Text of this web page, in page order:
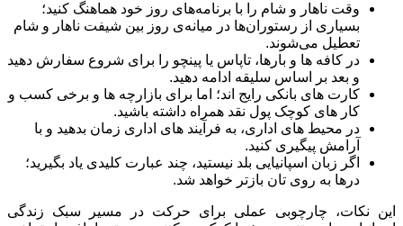
وقت ناهار و شام را با برنامه‌های روز خود هماهنگ کنید؛
بسیاری از رستوران‌ها در میانه‌ی روز بین شیفت ناهار و شام
تعطیل می‌شوند.
در کافه ‌ها و بارها، تاپاس یا پینچو را برای شروع سفارش دهید
و بعد بر اساس سلیقه ادامه دهید.
کارت ‌های بانکی رایج ‌اند؛ اما برای بازارچه‌ ها و برخی کسب ‌و
کار های کوچک پول نقد همراه داشته باشید.
در محیط‌ های اداری، به فرآیند های اداری زمان بدهید و با
آرامش پیگیری کنید.
اگر زبان اسپانیایی بلد نیستید، چند عبارت کلیدی یاد بگیرید؛
درها به روی ‌تان بازتر خواهد شد.
این نکات، چارچوبی عملی برای حرکت در مسیر سبک زندگی